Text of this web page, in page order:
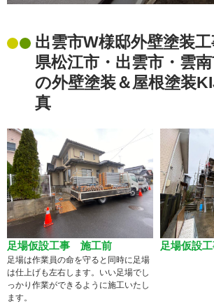
出雲市W様邸外壁塗装
県松江市・出雲市・雲
の外壁塗装＆屋根塗装
真
足場仮設工事 施工前
足場は作業員の命を守ると同時に足場
は仕上げも左右します。いい足場でし
っかり作業ができるように施工いたし
ます。
足場仮設